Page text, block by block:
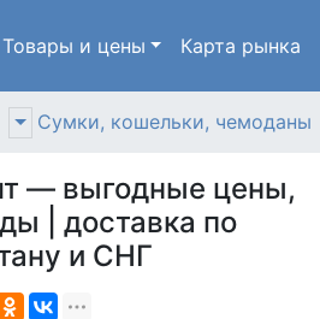
Товары и цены Карта рынка
Сумки, кошельки, чемоданы
— выгодные цены,
| доставка по
и СНГ